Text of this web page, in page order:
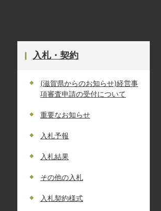
入札・契約
(滋賀県からのお知らせ)経営事
項審査申請の受付について
重要なお知らせ
入札予報
入札結果
その他の入札
入札契約様式